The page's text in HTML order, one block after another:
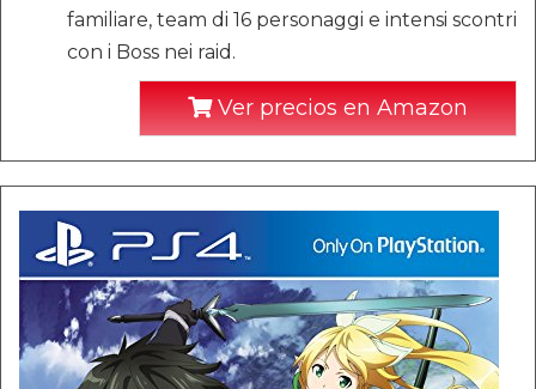
familiare, team di 16 personaggi e intensi scontri
con i Boss nei raid.
Ver precios en Amazon